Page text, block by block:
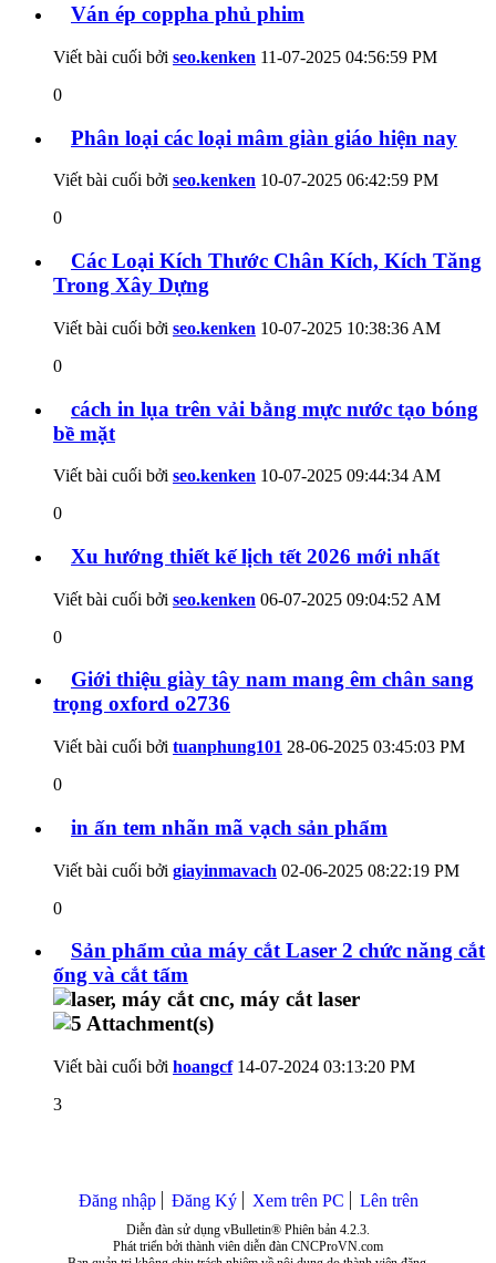
Ván ép coppha phủ phim
Viết bài cuối bởi seo.kenken 11-07-2025 04:56:59 PM
0
Phân loại các loại mâm giàn giáo hiện nay
Viết bài cuối bởi seo.kenken 10-07-2025 06:42:59 PM
0
Các Loại Kích Thước Chân Kích, Kích Tăng
Trong Xây Dựng
Viết bài cuối bởi seo.kenken 10-07-2025 10:38:36 AM
0
cách in lụa trên vải bằng mực nước tạo bóng
bề mặt
Viết bài cuối bởi seo.kenken 10-07-2025 09:44:34 AM
0
Xu hướng thiết kế lịch tết 2026 mới nhất
Viết bài cuối bởi seo.kenken 06-07-2025 09:04:52 AM
0
Giới thiệu giày tây nam mang êm chân sang
trọng oxford o2736
Viết bài cuối bởi tuanphung101 28-06-2025 03:45:03 PM
0
in ấn tem nhãn mã vạch sản phẩm
Viết bài cuối bởi giayinmavach 02-06-2025 08:22:19 PM
0
Sản phẩm của máy cắt Laser 2 chức năng cắt
ống và cắt tấm
Viết bài cuối bởi hoangcf14-07-2024 03:13:20 PM
3
Đăng nhập Đăng Ký Xem trên PC Lên trên
Diễn đàn sử dụng vBulletin® Phiên bản 4.2.3.
Phát triển bởi thành viên diễn đàn CNCProVN.com